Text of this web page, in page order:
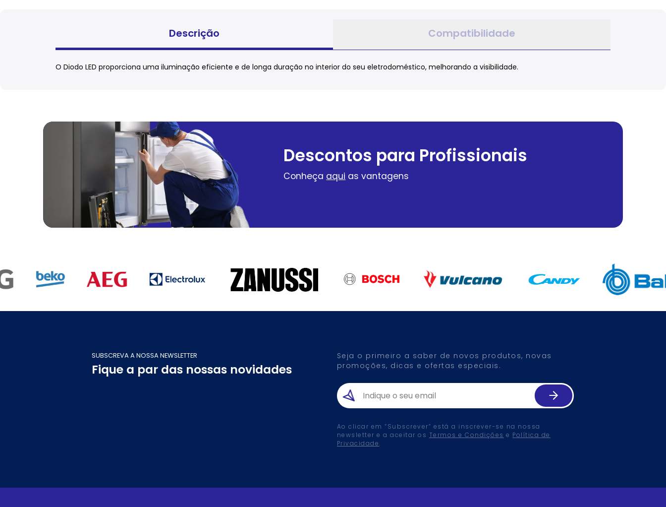
Descrição Compatibilidade
O Diodo LED proporciona uma iluminação eficiente e de longa duração no interior do seu eletrodoméstico, melhorando a visibilidade.
Descontos para Profissionais
Conheça aqui as vantagens
SUBSCREVA A NOSSA NEWSLETTER
Fique a par das nossas novidades
Seja o primeiro a saber de novos produtos, novas
promoções, dicas e ofertas especiais.
Ao clicar em “Subscrever” está a inscrever-se na nossa
newsletter e a aceitar os Termos e Condições e Política de
Privacidade.